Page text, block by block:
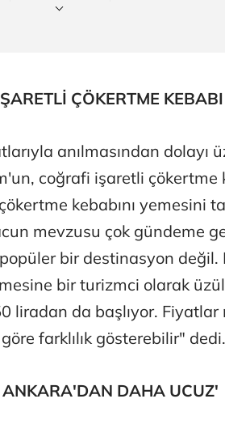
ÇÖKERTME
anılmasından dolayı
coğrafi işaretli çökertme
kebabını yemesini
mevzusu çok gündeme
bir destinasyon değil.
bir turizmci olarak
liradan da başlıyor. Fiyatlar
farklılık gösterebilir" dedi.
DAHA UCUZ'